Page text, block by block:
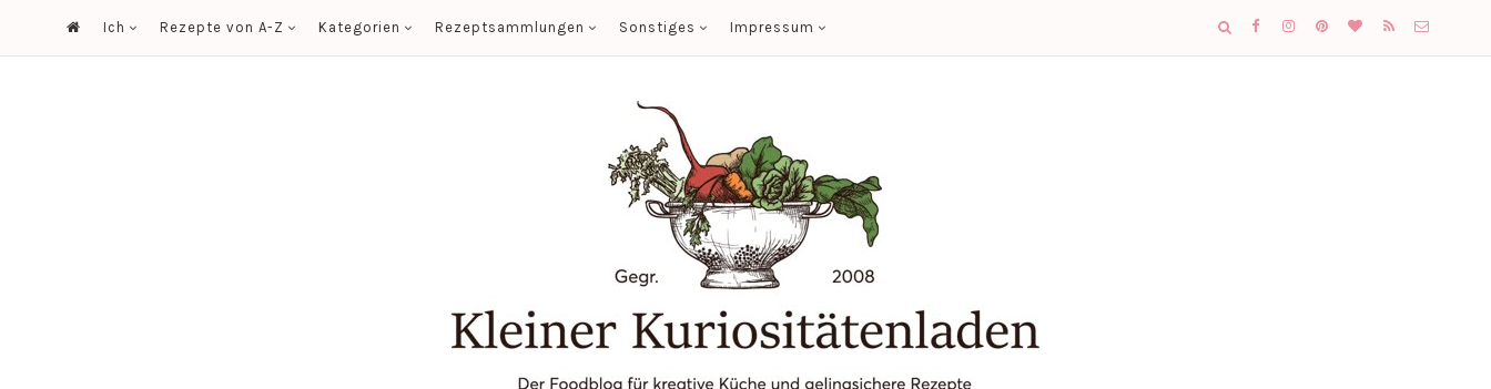
Ich Rezepte von A-Z Kategorien Rezeptsammlungen Sonstiges Impressum